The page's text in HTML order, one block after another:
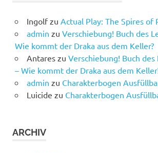
Ingolfzu Actual Play: The Spires of
admin zu Verschiebung! Buch des
Wie kommt der Draka aus dem Keller?
Antareszu Verschiebung! Buch des
– Wie kommt der Draka aus dem
admin zu Charakterbogen
Luicide zu Charakterbogen
ARCHIV